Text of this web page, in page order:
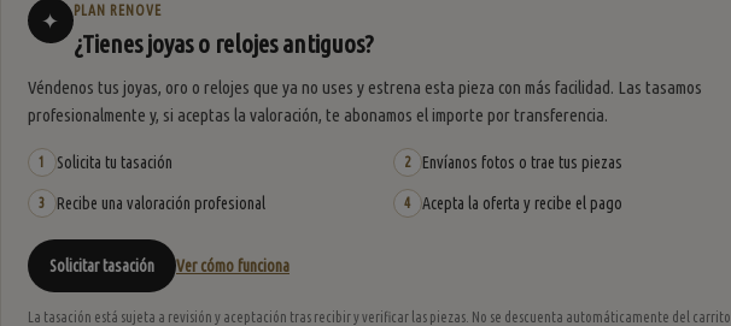
✦ PLAN RENOVE
¿Tienes joyas o relojes antiguos?
Véndenos tus joyas, oro o relojes que ya no uses y estrena esta pieza con más facilidad. Las tasamos
profesionalmente y, si aceptas la valoración, te abonamos el importe por transferencia.
1 Solicita tu tasación 2 Envíanos fotos o trae tus piezas
3 Recibe una valoración profesional 4 Acepta la oferta y recibe el pago
Solicitar tasación Ver cómo funciona
La tasación está sujeta a revisión y aceptación tras recibir y verificar las piezas. No se descuenta automáticamente del carrito.